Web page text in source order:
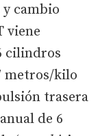
cambio
viene
cilindros
metros/kilo
trasera
de 6